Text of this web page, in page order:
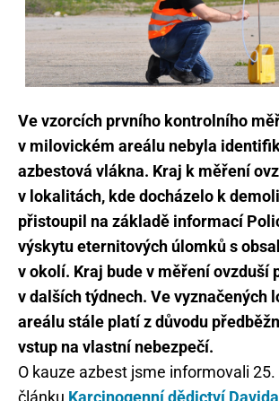
Ve vzorcích prvního kontrolního
v milovickém areálu nebyla
azbestová vlákna. Kraj k měření
v lokalitách, kde docházelo k
přistoupil na základě informací
výskytu eternitových úlomků s
v okolí. Kraj bude v měření ovzduší
v dalších týdnech. Ve vyznačených
areálu stále platí z důvodu
vstup na vlastní nebezpečí.
O kauze azbest jsme informovali
článku Karcinogenní dědictví